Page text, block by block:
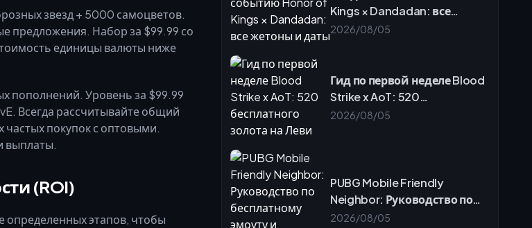
Kings × Dandadan: все
жетоны и даты
2026/08/05
Гид по первой неделе Blood
Strike x AoT: 520
бесплатного золота на Леви
2026/08/05
PUBG Mobile Friendly
Neighbor: Руководство по
бесплатному эмоуту и
2026/08/05
звезд + 5000 самоцветов.
предложения. Набор за $99.99 со
единицы валюты ниже
пополнений. Уровень за $99.99
Всегда рассчитывайте общий
частых покупок с оптовыми.
выплаты.
(ROI)
определенных этапов, чтобы